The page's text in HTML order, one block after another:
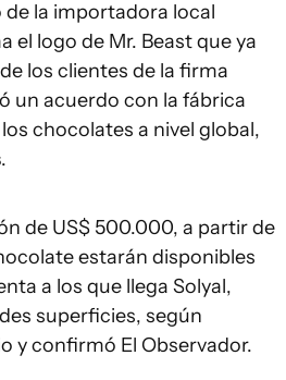
la importadora local
el logo de Mr. Beast que ya
los clientes de la firma
un acuerdo con la fábrica
chocolates a nivel global,
.
de US$ 500.000, a partir de
estarán disponibles
a los que llega Solyal,
superficies, según
y confirmó El Observador.